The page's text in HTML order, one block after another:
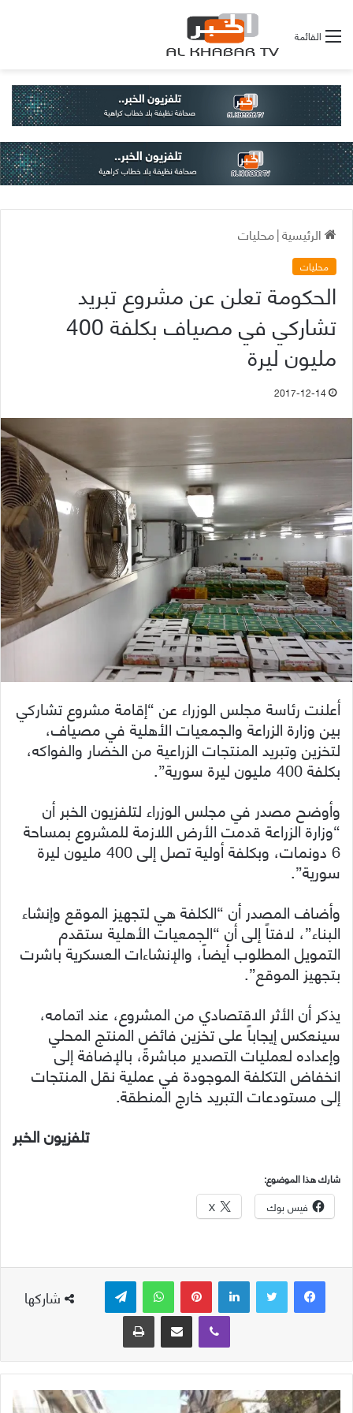
القائمة
الرئيسية|محليات
محليات
الحكومة تعلن عن مشروع تبريد
تشاركي في مصياف بكلفة 400
مليون ليرة
2017-12-14
أعلنت رئاسة مجلس الوزراء عن “إقامة مشروع تشاركي
بين وزارة الزراعة والجمعيات الأهلية في مصياف،
لتخزين وتبريد المنتجات الزراعية من الخضار والفواكه،
بكلفة 400 مليون ليرة سورية”.
وأوضح مصدر في مجلس الوزراء لتلفزيون الخبر أن
“وزارة الزراعة قدمت الأرض اللازمة للمشروع بمساحة
6 دونمات، وبكلفة أولية تصل إلى 400 مليون ليرة
سورية”.
وأضاف المصدر أن “الكلفة هي لتجهيز الموقع وإنشاء
البناء”، لافتاً إلى أن “الجمعيات الأهلية ستقدم
التمويل المطلوب أيضاً، والإنشاءات العسكرية باشرت
بتجهيز الموقع”.
يذكر أن الأثر الاقتصادي من المشروع، عند اتمامه،
سينعكس إيجاباً على تخزين فائض المنتج المحلي
وإعداده لعمليات التصدير مباشرةً، بالإضافة إلى
انخفاض التكلفة الموجودة في عملية نقل المنتجات
إلى مستودعات التبريد خارج المنطقة.
تلفزيون الخبر
شارك هذا الموضوع:
فيس بوك X
شاركها
لينكدإن بينتيريست واتساب
ڤايبر
مشاركة عبر البريد طباعة